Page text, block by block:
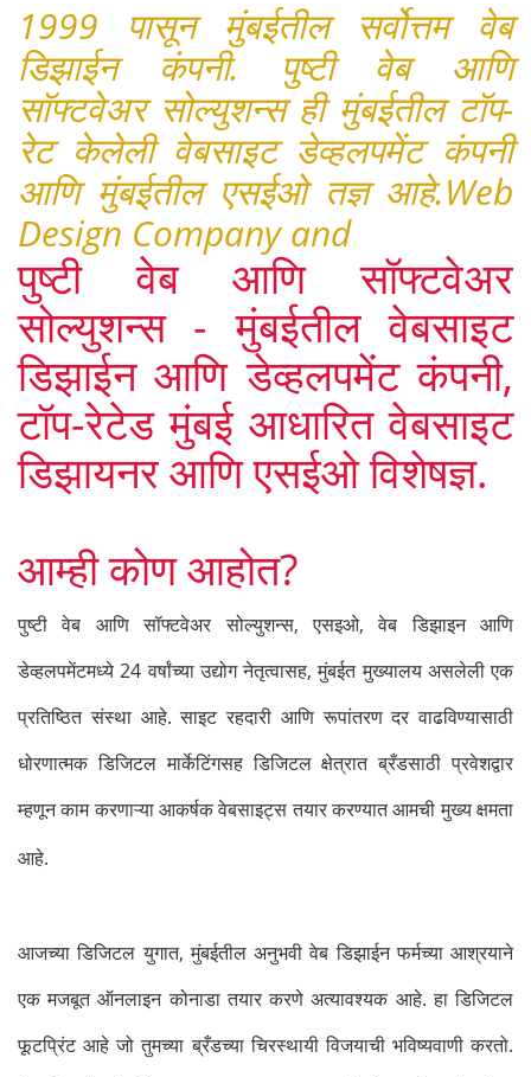
1999 पासून मुंबईतील सर्वोत्तम वेब
डिझाईन कंपनी. पुष्टी वेब आणि
सॉफ्टवेअर सोल्युशन्स ही मुंबईतील टॉप-
रेट केलेली वेबसाइट डेव्हलपमेंट कंपनी
आणि मुंबईतील एसईओ तज्ञ आहे.Web
Design Company and
पुष्टी वेब आणि सॉफ्टवेअर
सोल्युशन्स - मुंबईतील वेबसाइट
डिझाईन आणि डेव्हलपमेंट कंपनी,
टॉप-रेटेड मुंबई आधारित वेबसाइट
डिझायनर आणि एसईओ विशेषज्ञ.
आम्ही कोण आहोत?
पुष्टी वेब आणि सॉफ्टवेअर सोल्युशन्स, एसइओ, वेब डिझाइन आणि
डेव्हलपमेंटमध्ये 24 वर्षांच्या उद्योग नेतृत्वासह, मुंबईत मुख्यालय असलेली एक
प्रतिष्ठित संस्था आहे. साइट रहदारी आणि रूपांतरण दर वाढविण्यासाठी
धोरणात्मक डिजिटल मार्केटिंगसह डिजिटल क्षेत्रात ब्रँडसाठी प्रवेशद्वार
म्हणून काम करणाऱ्या आकर्षक वेबसाइट्स तयार करण्यात आमची मुख्य क्षमता
आहे.
आजच्या डिजिटल युगात, मुंबईतील अनुभवी वेब डिझाईन फर्मच्या आश्रयाने
एक मजबूत ऑनलाइन कोनाडा तयार करणे अत्यावश्यक आहे. हा डिजिटल
फूटप्रिंट आहे जो तुमच्या ब्रँडच्या चिरस्थायी विजयाची भविष्यवाणी करतो.